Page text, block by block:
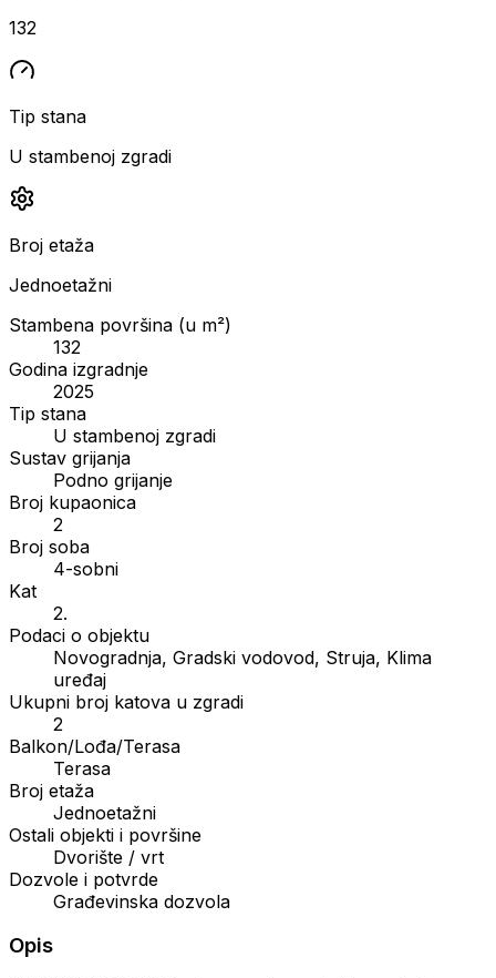
132
Tip stana
U stambenoj zgradi
Broj etaža
Jednoetažni
Stambena površina (u m²)
132
Godina izgradnje
2025
Tip stana
U stambenoj zgradi
Sustav grijanja
Podno grijanje
Broj kupaonica
2
Broj soba
4-sobni
Kat
2.
Podaci o objektu
Novogradnja, Gradski vodovod, Struja, Klima
uređaj
Ukupni broj katova u zgradi
2
Balkon/Lođa/Terasa
Terasa
Broj etaža
Jednoetažni
Ostali objekti i površine
Dvorište / vrt
Dozvole i potvrde
Građevinska dozvola
Opis